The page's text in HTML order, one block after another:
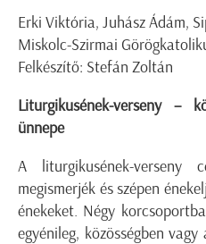
Erki Viktória, Juhász Ádám,
Miskolc-Szirmai
Felkészítő: Stefán Zoltán
Liturgikusének-verseny –
ünnepe
A liturgikusének-
megismerjék és szépen
énekeket. Négy
egyénileg, közösségben